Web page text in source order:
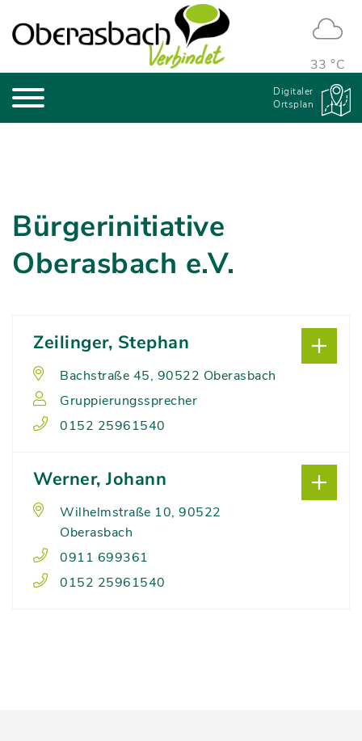
33 °C
Digitaler
Ortsplan
Bürgerinitiative
Oberasbach e.V.
Zeilinger, Stephan
Bachstraße 45, 90522 Oberasbach
Gruppierungssprecher
0152 25961540
Werner, Johann
Wilhelmstraße 10, 90522
Oberasbach
0911 699361
0152 25961540